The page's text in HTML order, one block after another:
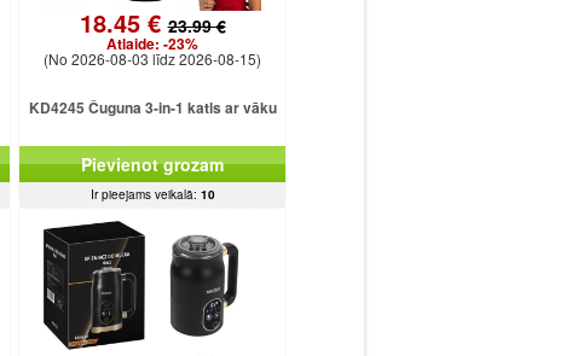
18.45 €23.99 €
Atlaide: -23%
(No 2026-08-03 līdz 2026-08-15)
KD4245 Čuguna 3-in-1 katls ar vāku
Pievienot grozam
Ir pieejams veikalā: 10